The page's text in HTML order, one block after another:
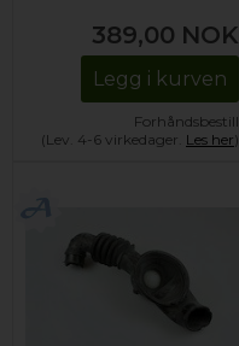
389,00 NOK
Legg i kurven
Forhåndsbestill
(Lev. 4-6 virkedager. Les her)